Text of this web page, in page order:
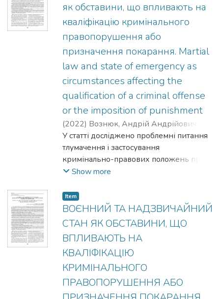
як обставини, що впливають на
кваліфікацію кримінального
правопорушення або
призначення покарання. Martial
law and state of emergency as
circumstances affecting the
qualification of a criminal offense
or the imposition of punishment
(2022) Вознюк, Андрій Андрійович /
Vozniuk, Andrii Andriiovych
У статті досліджено проблемні питання
тлумачення і застосування
кримінально-правових положень про
воєнний та надзвичайний стан, а також
впливають на кваліфікацію
кримінального правопорушення або
призначення покарання – період
збройного конфлікту, бойову
обстановку, іншу надзвичайну подію,
особливий період. Розроблено
пропозиції щодо їх вдосконалення.
Аргументовано, що розв’язати ці
проблемні питання, можна шляхом: 1)
Show more
Item
ВОЄННИЙ ТА НАДЗВИЧАЙНИЙ
СТАН ЯК ОБСТАВИНИ, ЩО
ВПЛИВАЮТЬ НА
КВАЛІФІКАЦІЮ
КРИМІНАЛЬНОГО
ПРАВОПОРУШЕННЯ АБО